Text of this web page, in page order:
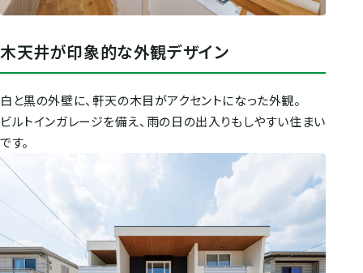
木天井が印象的な外観デザイン
白と黒の外壁に、軒天の木目がアクセントになった外観。
ビルトインガレージを備え、雨の日の出入りもしやすい住まい
です。